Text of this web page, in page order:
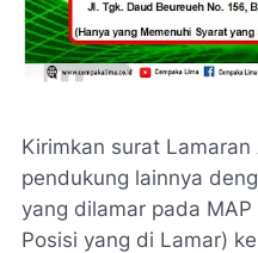
Kirimkan surat
pendukung lainnya
yang dilamar pada
Posisi yang di Lamar)